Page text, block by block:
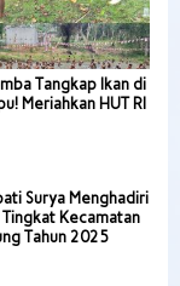
Tangkap Ikan di
Meriahkan HUT RI
Surya Menghadiri
Tingkat Kecamatan
Tahun 2025